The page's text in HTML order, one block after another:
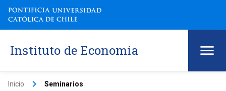
Instituto de Economía
Inicio keyboard_arrow_right Seminarios